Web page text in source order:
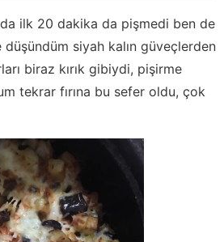
ilk 20 dakika da pişmedi ben de
siyah kalın güveçlerden
biraz kırık gibiydi, pişirme
tekrar fırına bu sefer oldu, çok